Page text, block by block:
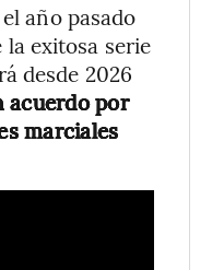
año pasado
exitosa serie
desde 2026
acuerdo por
marciales